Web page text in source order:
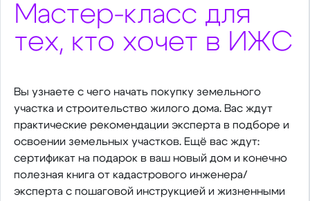
Мастер-класс для
тех, кто хочет в ИЖС
Вы узнаете с чего начать покупку земельного
участка и строительство жилого дома. Вас ждут
практические рекомендации эксперта в подборе и
освоении земельных участков. Ещё вас ждут:
сертификат на подарок в ваш новый дом и конечно
полезная книга от кадастрового инженера/
эксперта с пошаговой инструкцией и жизненными